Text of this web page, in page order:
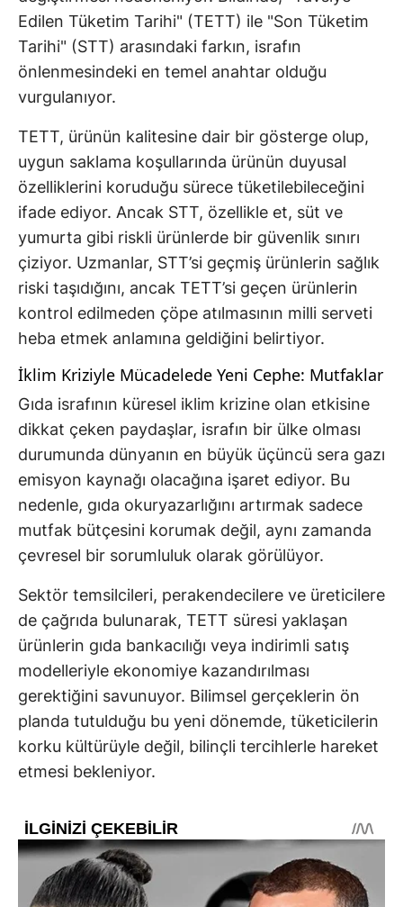
Edilen Tüketim Tarihi" (TETT) ile "Son Tüketim
Tarihi" (STT) arasındaki farkın, israfın
önlenmesindeki en temel anahtar olduğu
vurgulanıyor.
TETT, ürünün kalitesine dair bir gösterge olup,
uygun saklama koşullarında ürünün duyusal
özelliklerini koruduğu sürece tüketilebileceğini
ifade ediyor. Ancak STT, özellikle et, süt ve
yumurta gibi riskli ürünlerde bir güvenlik sınırı
çiziyor. Uzmanlar, STT’si geçmiş ürünlerin sağlık
riski taşıdığını, ancak TETT’si geçen ürünlerin
kontrol edilmeden çöpe atılmasının milli serveti
heba etmek anlamına geldiğini belirtiyor.
İklim Kriziyle Mücadelede Yeni Cephe: Mutfaklar
Gıda israfının küresel iklim krizine olan etkisine
dikkat çeken paydaşlar, israfın bir ülke olması
durumunda dünyanın en büyük üçüncü sera gazı
emisyon kaynağı olacağına işaret ediyor. Bu
nedenle, gıda okuryazarlığını artırmak sadece
mutfak bütçesini korumak değil, aynı zamanda
çevresel bir sorumluluk olarak görülüyor.
Sektör temsilcileri, perakendecilere ve üreticilere
de çağrıda bulunarak, TETT süresi yaklaşan
ürünlerin gıda bankacılığı veya indirimli satış
modelleriyle ekonomiye kazandırılması
gerektiğini savunuyor. Bilimsel gerçeklerin ön
planda tutulduğu bu yeni dönemde, tüketicilerin
korku kültürüyle değil, bilinçli tercihlerle hareket
etmesi bekleniyor.